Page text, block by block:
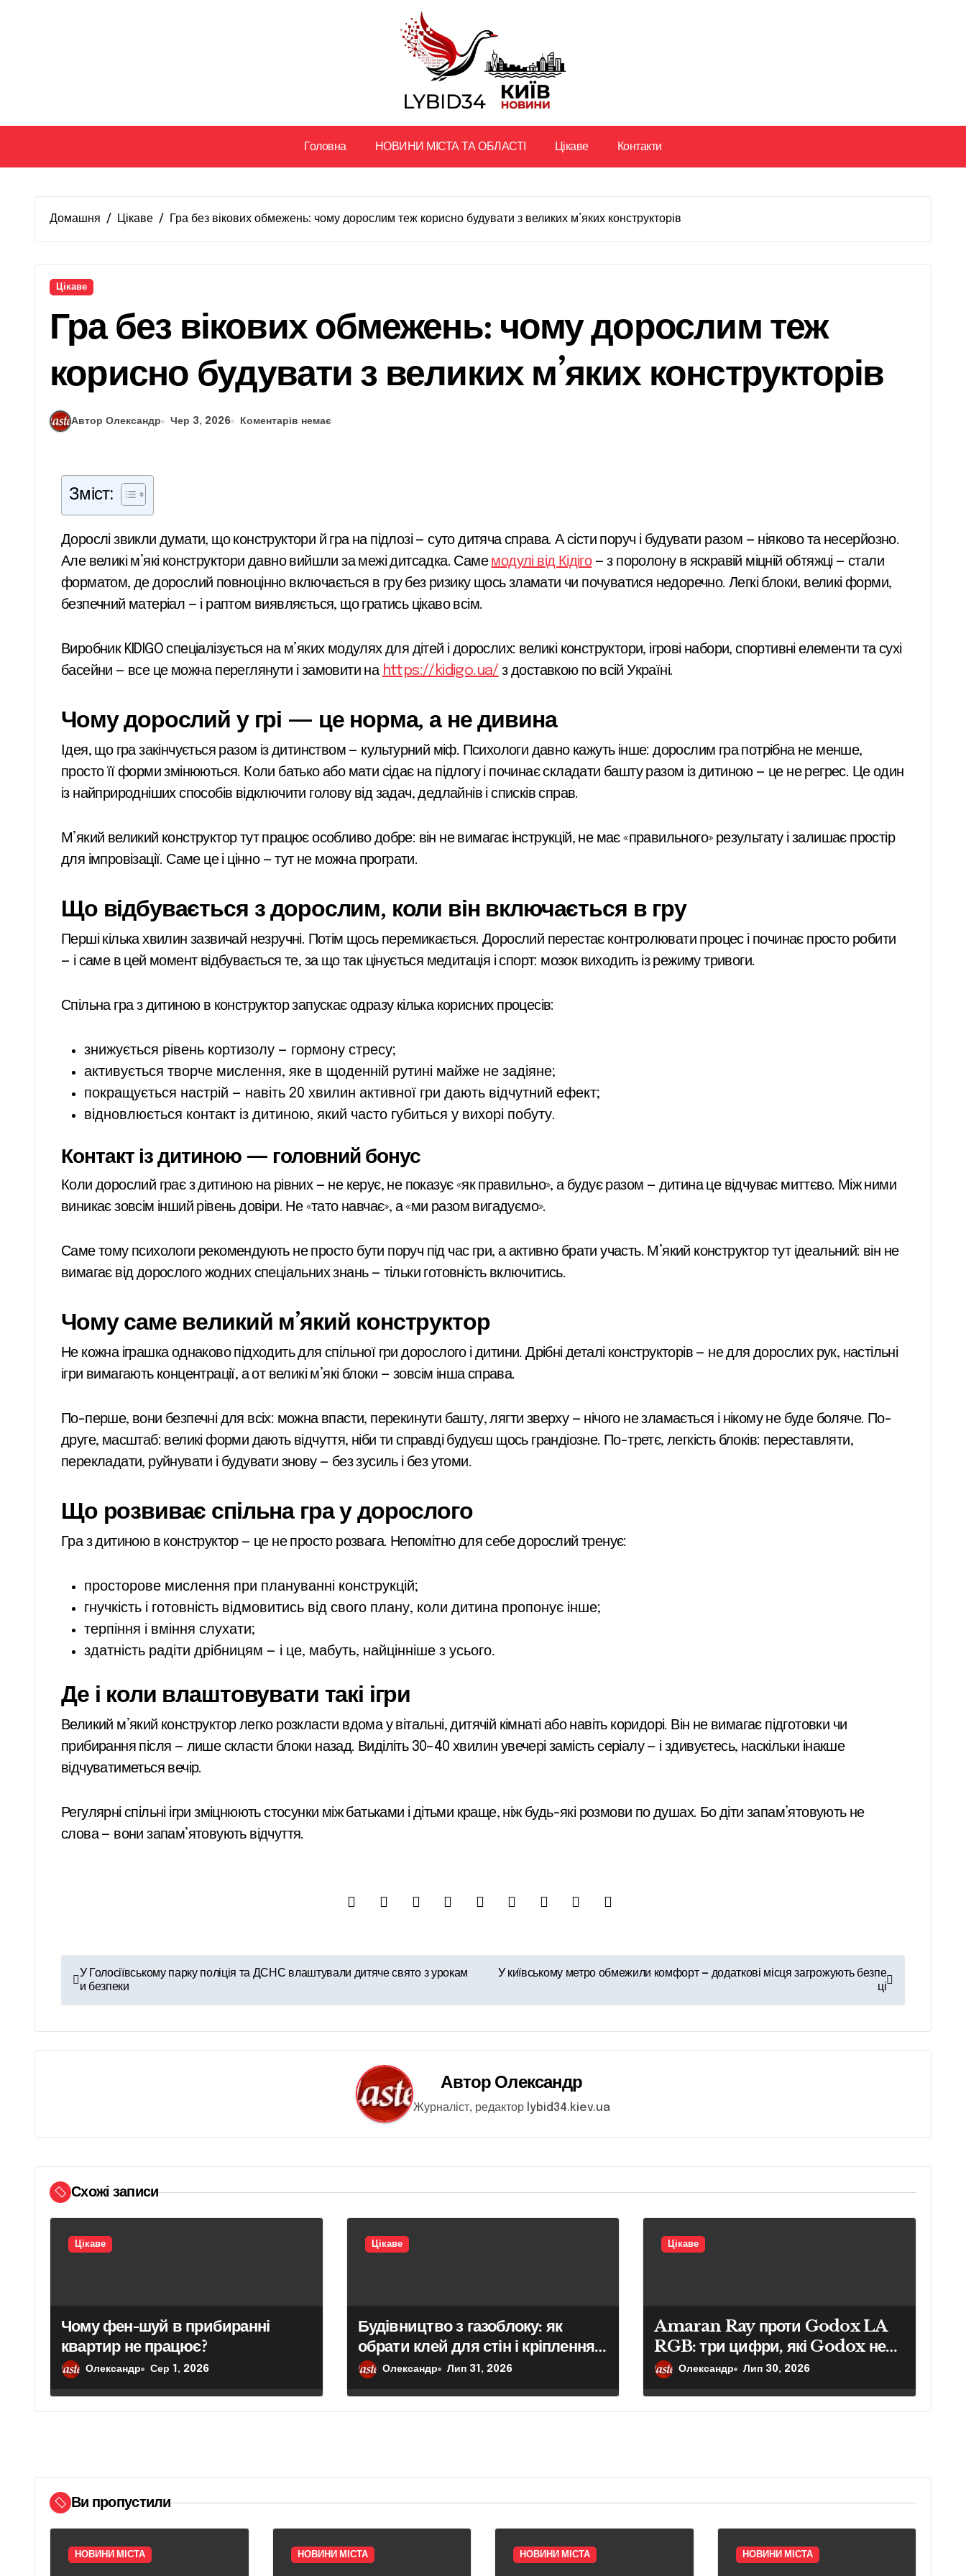
Головна НОВИНИ МІСТА ТА ОБЛАСТІ Цікаве Контакти
Домашня Цікаве Гра без вікових обмежень: чому дорослим теж корисно будувати з великих м’яких конструкторів
Цікаве
Гра без вікових обмежень: чому дорослим теж
корисно будувати з великих м’яких конструкторів
Автор Олександр Чер 3, 2026 Коментарів немає
Зміст:
Дорослі звикли думати, що конструктори й гра на підлозі — суто дитяча справа. А сісти поруч і будувати разом — ніяково та несерйозно.
Але великі м’які конструктори давно вийшли за межі дитсадка. Самемодулі від Кідіго— з поролону в яскравій міцній обтяжці — стали
форматом, де дорослий повноцінно включається в гру без ризику щось зламати чи почуватися недоречно. Легкі блоки, великі форми,
безпечний матеріал — і раптом виявляється, що гратись цікаво всім.
Виробник KIDIGO спеціалізується на м’яких модулях для дітей і дорослих: великі конструктори, ігрові набори, спортивні елементи та сухі
басейни — все це можна переглянути і замовити на https://kidigo.ua/ з доставкою по всій Україні.
Чому дорослий у грі — це норма, а не дивина
Ідея, що гра закінчується разом із дитинством — культурний міф. Психологи давно кажуть інше: дорослим гра потрібна не менше,
просто її форми змінюються. Коли батько або мати сідає на підлогу і починає складати башту разом із дитиною — це не регрес. Це один
із найприродніших способів відключити голову від задач, дедлайнів і списків справ.
М’який великий конструктор тут працює особливо добре: він не вимагає інструкцій, не має «правильного» результату і залишає простір
для імпровізації. Саме це і цінно — тут не можна програти.
Що відбувається з дорослим, коли він включається в гру
Перші кілька хвилин зазвичай незручні. Потім щось перемикається. Дорослий перестає контролювати процес і починає просто робити
— і саме в цей момент відбувається те, за що так цінується медитація і спорт: мозок виходить із режиму тривоги.
Спільна гра з дитиною в конструктор запускає одразу кілька корисних процесів:
знижується рівень кортизолу — гормону стресу;
активується творче мислення, яке в щоденній рутині майже не задіяне;
покращується настрій — навіть 20 хвилин активної гри дають відчутний ефект;
відновлюється контакт із дитиною, який часто губиться у вихорі побуту.
Контакт із дитиною — головний бонус
Коли дорослий грає з дитиною на рівних — не керує, не показує «як правильно», а будує разом — дитина це відчуває миттєво. Між ними
виникає зовсім інший рівень довіри. Не «тато навчає», а «ми разом вигадуємо».
Саме тому психологи рекомендують не просто бути поруч під час гри, а активно брати участь. М’який конструктор тут ідеальний: він не
вимагає від дорослого жодних спеціальних знань — тільки готовність включитись.
Чому саме великий м’який конструктор
Не кожна іграшка однаково підходить для спільної гри дорослого і дитини. Дрібні деталі конструкторів — не для дорослих рук, настільні
ігри вимагають концентрації, а от великі м’які блоки — зовсім інша справа.
По-перше, вони безпечні для всіх: можна впасти, перекинути башту, лягти зверху — нічого не зламається і нікому не буде боляче. По-
друге, масштаб: великі форми дають відчуття, ніби ти справді будуєш щось грандіозне. По-третє, легкість блоків: переставляти,
перекладати, руйнувати і будувати знову — без зусиль і без утоми.
Що розвиває спільна гра у дорослого
Гра з дитиною в конструктор — це не просто розвага. Непомітно для себе дорослий тренує:
просторове мислення при плануванні конструкцій;
гнучкість і готовність відмовитись від свого плану, коли дитина пропонує інше;
терпіння і вміння слухати;
здатність радіти дрібницям — і це, мабуть, найцінніше з усього.
Де і коли влаштовувати такі ігри
Великий м’який конструктор легко розкласти вдома у вітальні, дитячій кімнаті або навіть коридорі. Він не вимагає підготовки чи
прибирання після — лише скласти блоки назад. Виділіть 30–40 хвилин увечері замість серіалу — і здивуєтесь, наскільки інакше
відчуватиметься вечір.
Регулярні спільні ігри зміцнюють стосунки між батьками і дітьми краще, ніж будь-які розмови по душах. Бо діти запам’ятовують не
слова — вони запам’ятовують відчуття.
Н
а
в
і
ц
і
я
з
и
с
і
в
У Голосіївському парку поліція та ДСНС влаштували дитяче свято з урокам
и безпеки
У київському метро обмежили комфорт — додаткові місця загрожують безпе
ці
Автор Олександр
Журналіст, редактор lybid34.kiev.ua
Схожі записи
Цікаве
Чому фен-шуй в прибиранні
квартир не працює?
Олександр Сер 1, 2026
Цікаве
Будівництво з газоблоку: як
обрати клей для стін і кріплення
гіпсокартону
Олександр Лип 31, 2026
Цікаве
Amaran Ray проти Godox LA
RGB: три цифри, які Godox не
показує в специфікаціях
Олександр Лип 30, 2026
Ви пропустили
НОВИНИ МІСТА НОВИНИ МІСТА НОВИНИ МІСТА НОВИНИ МІСТА